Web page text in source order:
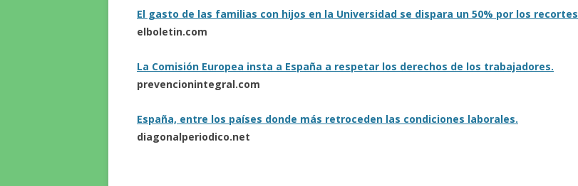
GERENT PROPOSAT I COMISSIÓ
PROCÉS ESTABILITZACIÓ,
El gasto de las familias con hijos en la Universidad se dispara un 50% por los recortes
elboletin.com
La Comisión Europea insta a España a respetar los derechos de los trabajadores.
prevencionintegral.com
España, entre los países donde más retroceden las condiciones laborales.
diagonalperiodico.net